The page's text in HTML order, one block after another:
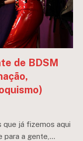
de BDSM
que já fizemos aqui
para a gente,…